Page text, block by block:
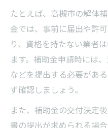
たとえば、高槻市の解体
金では、事前に届出や許
り、資格を持たない業者
ます。補助金申請時には
などを提出する必要があ
ず確認しましょう。
また、補助金の交付決定
書の提出が求められる場